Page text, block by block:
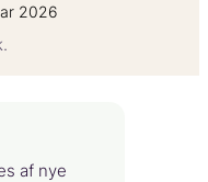
2026
af nye